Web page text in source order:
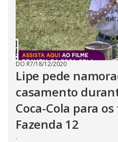
DO R7/18/12/2020
Lipe pede
casamento
Coca-Cola para
Fazenda 12
.